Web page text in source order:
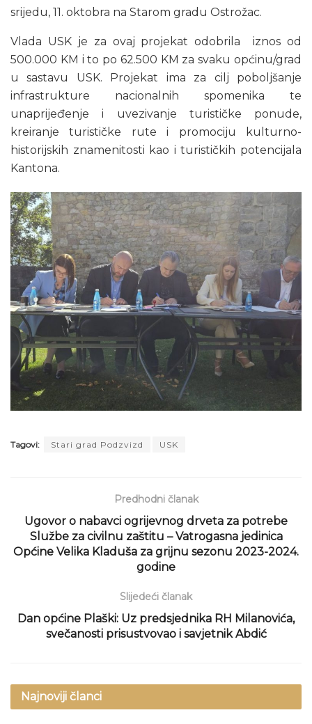
srijedu, 11. oktobra na Starom gradu Ostrožac.
Vlada USK je za ovaj projekat odobrila iznos od
500.000 KM i to po 62.500 KM za svaku općinu/grad
u sastavu USK. Projekat ima za cilj poboljšanje
infrastrukture nacionalnih spomenika te
unaprijeđenje i uvezivanje turističke ponude,
kreiranje turističke rute i promociju kulturno-
historijskih znamenitosti kao i turističkih potencijala
Kantona.
Tagovi: Stari grad Podzvizd USK
Predhodni članak
Ugovor o nabavci ogrijevnog drveta za potrebe
Službe za civilnu zaštitu – Vatrogasna jedinica
Općine Velika Kladuša za grijnu sezonu 2023-2024.
godine
Slijedeći članak
Dan općine Plaški: Uz predsjednika RH Milanovića,
svečanosti prisustvovao i savjetnik Abdić
Najnoviji članci